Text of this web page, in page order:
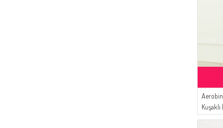
Aerobin
Zümrüt